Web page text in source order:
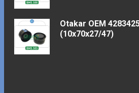
Otakar OEM
(10x70x27/47)